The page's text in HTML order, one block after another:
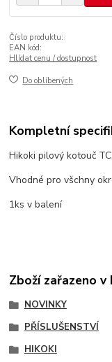
Číslo produktu:
EAN kód:
Hlídat cenu / dostupnost
Do oblíbených
Kompletní
Hikoki pilový kotouč
Vhodné pro všchny
1ks v balení
Zboží zařazeno
NOVINKY
PŘÍSLUŠENSTVÍ
HIKOKI